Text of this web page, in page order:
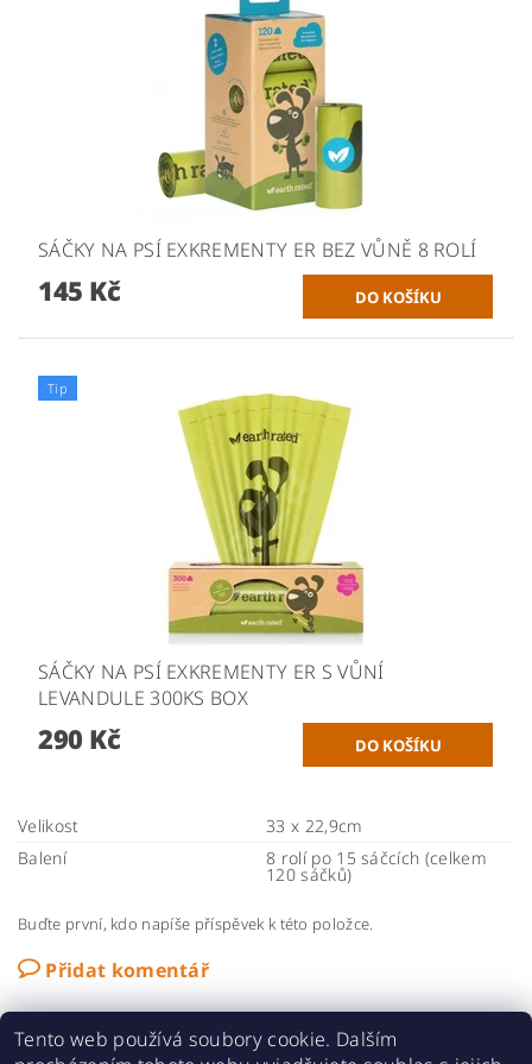
SÁČKY NA PSÍ EXKREMENTY ER BEZ VŮNĚ 8 ROLÍ
145 Kč
Tip
SÁČKY NA PSÍ EXKREMENTY ER S VŮNÍ
LEVANDULE 300KS BOX
290 Kč
Velikost
33 x 22,9cm
Balení
8 rolí po 15 sáčcích (celkem
120 sáčků)
Buďte první, kdo napíše příspěvek k této položce.
Přidat komentář
Tento web používá soubory cookie. Dalším